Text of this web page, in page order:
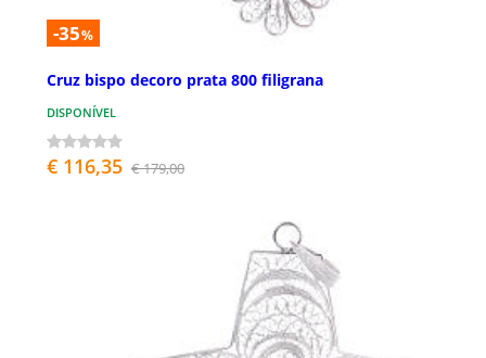
-35%
Cruz bispo decoro prata 800 filigrana
DISPONÍVEL
€ 116,35 € 179,00